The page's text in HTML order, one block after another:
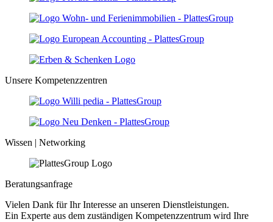
Unsere Kompetenzzentren
Wissen | Networking
Beratungsanfrage
Vielen Dank für Ihr Interesse an unseren Dienstleistungen.
Ein Experte aus dem zuständigen Kompetenzzentrum wird Ihre